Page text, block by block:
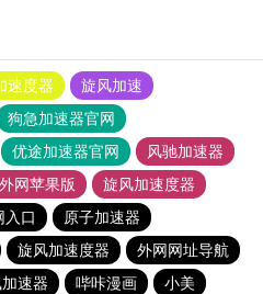
速度器
旋风加速
狗急加速器官网
优途加速器官网
风驰加速器
网苹果版
旋风加速度器
入口
原子加速器
旋风加速度器
外网网址导航
速器 哔咔漫画
小美